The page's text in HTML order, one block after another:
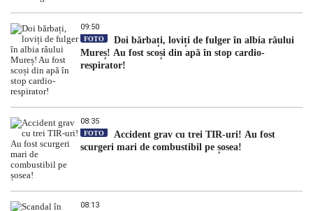
09:50
FOTO
Doi bărbați, loviți de fulger în albia râului
Mureș! Au fost scoși din apă în stop cardio-
respirator!
08:35
FOTO
Accident grav cu trei TIR-uri! Au fost
scurgeri mari de combustibil pe șosea!
08:13